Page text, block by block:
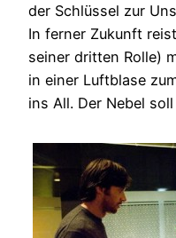
der Schlüssel zur
In ferner Zukunft
seiner dritten Rolle)
in einer Luftblase
ins All. Der Nebel